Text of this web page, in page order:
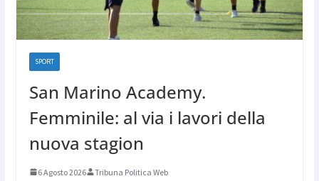
SPORT
San Marino Academy.
Femminile: al via i lavori della
nuova stagion
6 Agosto 2026 Tribuna Politica Web